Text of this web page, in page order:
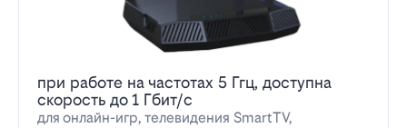
при работе на частотах 5 Ггц, доступна
скорость до 1 Гбит/с
для онлайн-игр, телевидения SmartTV,